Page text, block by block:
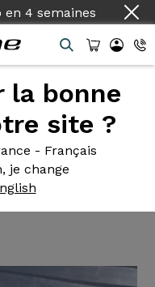
en 4 semaines
la bonne
site ?
- Français
je change
- Sram Apex AXS
Apex
Racing